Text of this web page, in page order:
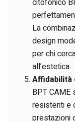
citofonico
La
design
per chi
all’estetica.
Affidabilità
BPT CAME
resistenti e
prestazioni